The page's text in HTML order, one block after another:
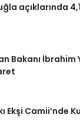
açıklarında
Bakanı İbrahim
Ekşi Camii’nde